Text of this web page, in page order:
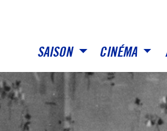
SAISON CINÉMA